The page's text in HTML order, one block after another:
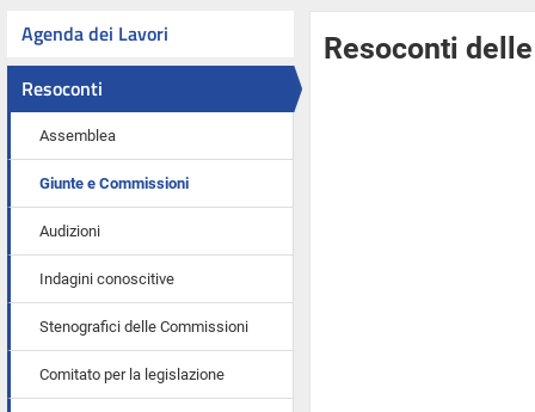
Agenda dei Lavori
Resoconti
Assemblea
Giunte e Commissioni
Audizioni
Indagini conoscitive
Stenografici delle Commissioni
Comitato per la legislazione
Resoconti